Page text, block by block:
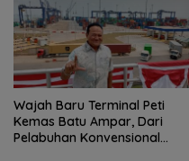
Wajah Baru Terminal Peti
Kemas Batu Ampar, Dari
Pelabuhan Konvensional